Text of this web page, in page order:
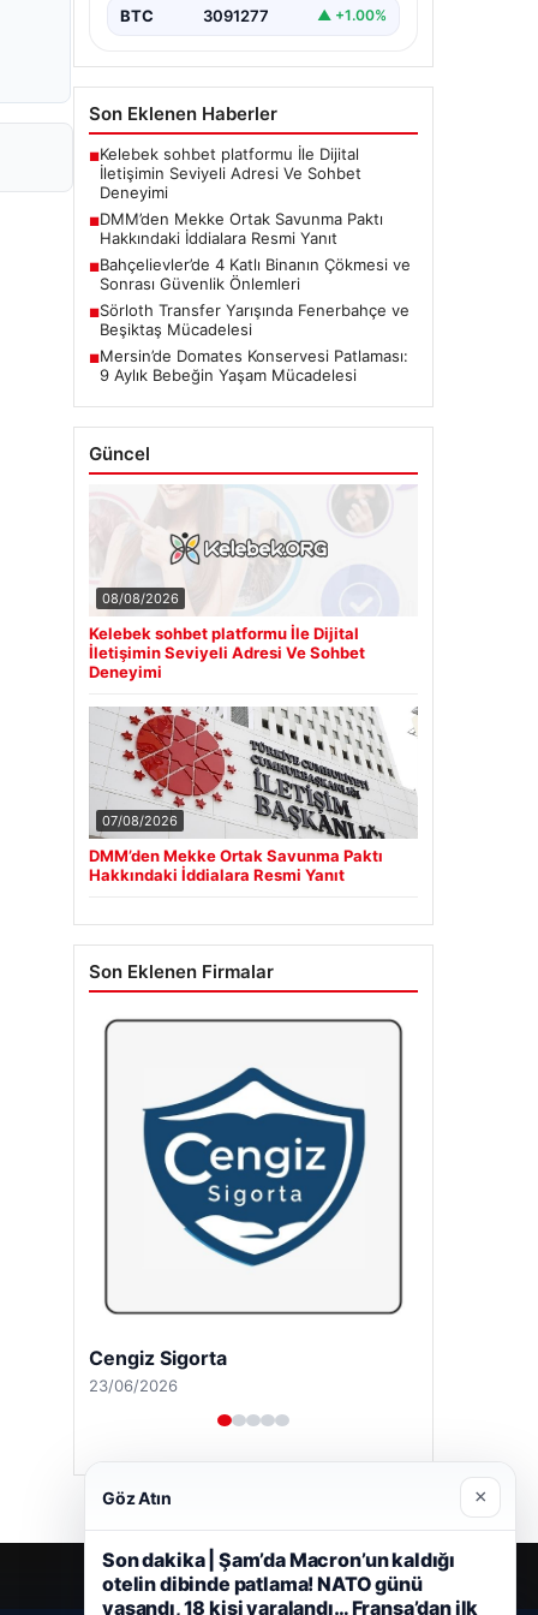
BTC 3091277 ▲ +1.00%
Son Eklenen Haberler
■Kelebek sohbet platformu İle Dijital
İletişimin Seviyeli Adresi Ve Sohbet
Deneyimi
■DMM’den Mekke Ortak Savunma Paktı
Hakkındaki İddialara Resmi Yanıt
■Bahçelievler’de 4 Katlı Binanın Çökmesi ve
Sonrası Güvenlik Önlemleri
■Sörloth Transfer Yarışında Fenerbahçe ve
Beşiktaş Mücadelesi
■Mersin’de Domates Konservesi Patlaması:
9 Aylık Bebeğin Yaşam Mücadelesi
Güncel
08/08/2026
Kelebek sohbet platformu İle Dijital
İletişimin Seviyeli Adresi Ve Sohbet
Deneyimi
07/08/2026
DMM’den Mekke Ortak Savunma Paktı
Hakkındaki İddialara Resmi Yanıt
Son Eklenen Firmalar
Hastaş Beton
26/05/2026
Göz Atın ×
Son dakika | Şam’da Macron’un kaldığı
otelin dibinde patlama! NATO günü
yaşandı, 18 kişi yaralandı… Fransa’dan ilk